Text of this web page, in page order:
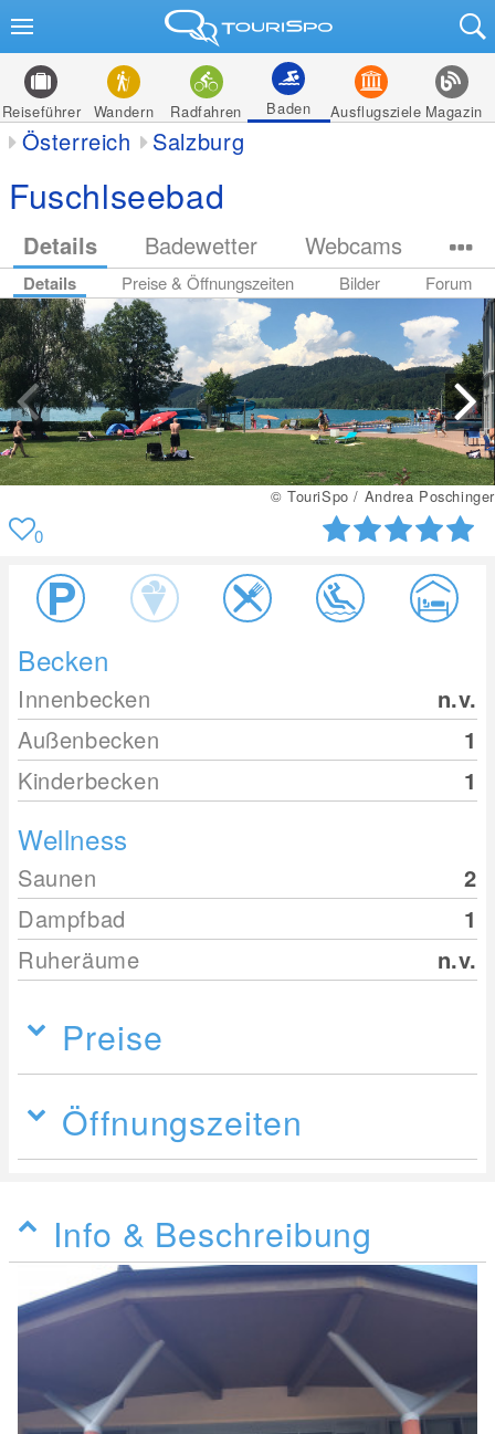
Reiseführer Wandern Radfahren Baden Ausflugsziele Magazin
Österreich Salzburg
Fuschlseebad
Details Badewetter Webcams
Details Preise & Öffnungszeiten Bilder Forum
© TouriSpo / Andrea Poschinger
0
Becken
Innenbecken
n.v.
Außenbecken
1
Kinderbecken
1
Wellness
Saunen
2
Dampfbad
1
Ruheräume
n.v.
Preise
Öffnungszeiten
Info & Beschreibung